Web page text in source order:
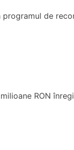
de
RON